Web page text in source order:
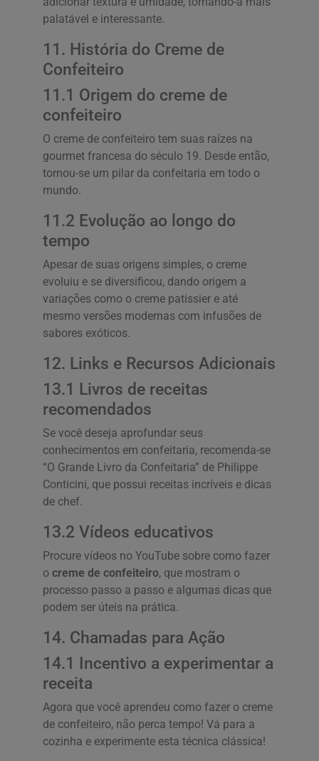
palatável e interessante.
11. História do Creme de
Confeiteiro
11.1 Origem do creme de
confeiteiro
O creme de confeiteiro tem suas raízes na
gourmet francesa do século 19. Desde então,
tornou-se um pilar da confeitaria em todo o
mundo.
11.2 Evolução ao longo do
tempo
Apesar de suas origens simples, o creme
evoluiu e se diversificou, dando origem a
variações como o creme patissier e até
mesmo versões modernas com infusões de
sabores exóticos.
12. Links e Recursos Adicionais
13.1 Livros de receitas
recomendados
Se você deseja aprofundar seus
conhecimentos em confeitaria, recomenda-se
“O Grande Livro da Confeitaria” de Philippe
Conticini, que possui receitas incríveis e dicas
de chef.
13.2 Vídeos educativos
Procure vídeos no YouTube sobre como fazer
o creme de confeiteiro, que mostram o
processo passo a passo e algumas dicas que
podem ser úteis na prática.
14. Chamadas para Ação
14.1 Incentivo a experimentar a
receita
Agora que você aprendeu como fazer o creme
de confeiteiro, não perca tempo! Vá para a
cozinha e experimente esta técnica clássica!